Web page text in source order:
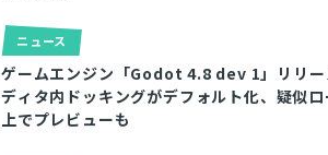
ニュース
ゲームエンジン「Godot 4.8 dev 1」リリー
ディタ内ドッキングがデフォルト化、疑似
上でプレビューも